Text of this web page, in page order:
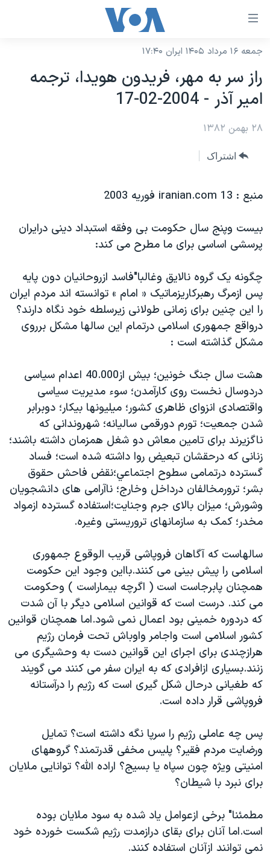
لینکهای
دسترسی
جهش
به
محتوای
اصلی
جهش
جهش
جستجو
نسخه سبک وب‌سایت
موضوع ها
ایران
آمریکا
ورزشی
ویژه برنامه‌ها
فرهنگ و زندگی
حقوق شهروندی
اقتصادی
علم و فناوری
اسرائیل در جنگ
گالری عکس
آرشیو پخش زنده
برنامه های تلویزیونی
جدول برنامه ها
جام جهانی ۲۰۲۶
۲۵۰سالگی آمریکا
مستندها
انتخابات ریاست جمهوری آمریکا ۲۰۲۴
حمله جمهوری اسلامی به اسرائیل
رمز مهسا
ورزش زنان در ایران
اعتراضات زن، زندگی، آزادی
مجموعه مستندهای دادخواهی
تریبونال مردمی آبان ۹۸
دادگاه حمید نوری
چهل سال گروگان‌گیری
قانون شفافیت دارائی کادر رهبری ایران
اعتراضات مردمی آبان ۹۸
نرگس محمدی برنده جایزه نوبل صلح
همایش محافظه‌کاران آمریکا «سی‌پک»
صفحه‌های ویژه
سفر پرزیدنت ترامپ به چین
فرکانس‌های صدای آمریکا
یادگیری زبان انگلیسی
دنبال کنید
جمعه ۱۶ مرداد ۱۴۰۵ ایران ۱۷:۴۰
راز سر به مهر، فريدون هويدا، ترجمه
امير آذر - 2004-02-17
۲۸ بهمن ۱۳۸۲
اشتراک
منبع : iranian.com 13 فوريه 2003
بيست وپنج سال حکومت بی وفقه استبداد دينی درايران
پرسشی اساسی برای ما مطرح می کند:
چگونه يک گروه نالايق وغالبا"فاسد ازروحانيان دون پايه
پس ازمرگ رهبرکاريزماتيک « امام » توانسته اند مردم ايران
را اين چنين برای زمانی طولانی زيرسلطه خود نگاه دارند؟
درواقع جمهوری اسلامی درتمام اين سالها مشکل برروی
مشکل گذاشته است :
هشت سال جنگ خونين؛ بيش از40.000 اعدام سياسی
دردوسال نخست روی کارآمدن؛ سوء مديريت سياسی
واقتصادی انزوای ظاهری کشور؛ ميليونها بيکار؛ دوبرابر
شدن جمعيت؛ تورم دورقمی ساليانه؛ شهروندانی که
ناگزيرند برای تامين معاش دو شغل همزمان داشته باشند؛
زنانی که درحقشان تبعيض روا داشته شده است؛ فساد
گسترده درتمامی سطوح اجتماعي؛نقض فاحش حقوق
بشر؛ ترورمخالفان درداخل وخارج؛ ناآرامی های دانشجويان
وشورش؛ ميزان بالای جرم وجنايت؛استفاده گسترده ازمواد
مخدر؛ کمک به سازمانهای تروريستی وغيره.
سالهاست که آگاهان فروپاشی قريب الوقوع جمهوری
اسلامی را پيش بينی می کنند.بااين وجود اين حکومت
همچنان پابرجاست است ( اگرچه بيماراست ) وحکومت
می کند. درست است که قوانين اسلامی ديگر با آن شدت
که دردوره خمينی بود اعمال نمی شود.اما همچنان قوانين
کشور اسلامی است واجامر واوباش تحت فرمان رژيم
هرازچندی برای اجرای اين قوانين دست به وحشيگری می
زنند.بسياری ازافرادی که به ايران سفر می کنند می گويند
که طغيانی درحال شکل گيری است که رژيم را درآستانه
فروپاشی قرار داده است.
پس چه عاملی رژيم را سرپا نگه داشته است؟ تمايل
ورضايت مردم فقير؟ پليس مخفی قدرتمند؟ گروههای
امنيتی ويژه چون سپاه يا بسيج؟ اراده الله؟ توانايی ملايان
برای نبرد با شيطان؟
مطمئنا" برخی ازعوامل ياد شده به سود ملايان بوده
است.اما آنان برای بقای درازمدت رژيم شکست خورده خود
نمی توانند ازآنان استفاده کنند.